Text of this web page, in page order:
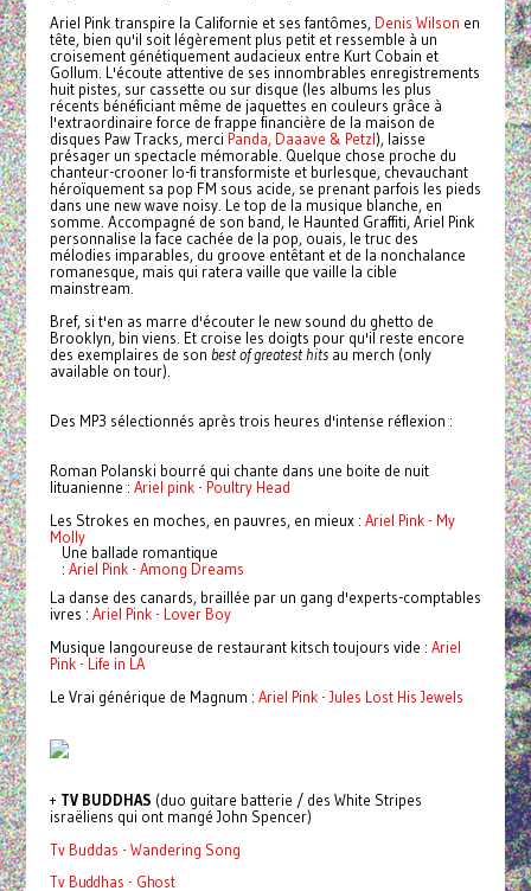
Ariel Pink transpire la Californie et ses fantômes, Denis Wilson en
tête, bien qu'il soit légèrement plus petit et ressemble à un
croisement génétiquement audacieux entre Kurt Cobain et
Gollum. L'écoute attentive de ses innombrables enregistrements
huit pistes, sur cassette ou sur disque (les albums les plus
récents bénéficiant même de jaquettes en couleurs grâce à
l'extraordinaire force de frappe financière de la maison de
disques Paw Tracks, merci Panda, Daaave & Petzl), laisse
présager un spectacle mémorable. Quelque chose proche du
chanteur-crooner lo-fi transformiste et burlesque, chevauchant
héroïquement sa pop FM sous acide, se prenant parfois les pieds
dans une new wave noisy. Le top de la musique blanche, en
somme. Accompagné de son band, le Haunted Graffiti, Ariel Pink
personnalise la face cachée de la pop, ouais, le truc des
mélodies imparables, du groove entêtant et de la nonchalance
romanesque, mais qui ratera vaille que vaille la cible
mainstream.
Bref, si t'en as marre d'écouter le new sound du ghetto de
Brooklyn, bin viens. Et croise les doigts pour qu'il reste encore
des exemplaires de son best ofgreatest hitsau merch (only
available on tour).
Des MP3 sélectionnés après trois heures d'intense réflexion :
Roman Polanski bourré qui chante dans une boite de nuit
lituanienne : Ariel pink - Poultry Head
Les Strokes en moches, en pauvres, en mieux : Ariel Pink - My
Molly
Une ballade romantique
: Ariel Pink - Among Dreams
La danse des canards, braillée par un gang d'experts-comptables
ivres : Ariel Pink - Lover Boy
Musique langoureuse de restaurant kitsch toujours vide : Ariel
Pink - Life in LA
Le Vrai générique de Magnum : Ariel Pink - Jules Lost His Jewels
+ TV BUDDHAS (duo guitare batterie / des White Stripes
israëliens qui ont mangé John Spencer)
Tv Buddas - Wandering Song
Tv Buddhas - Ghost